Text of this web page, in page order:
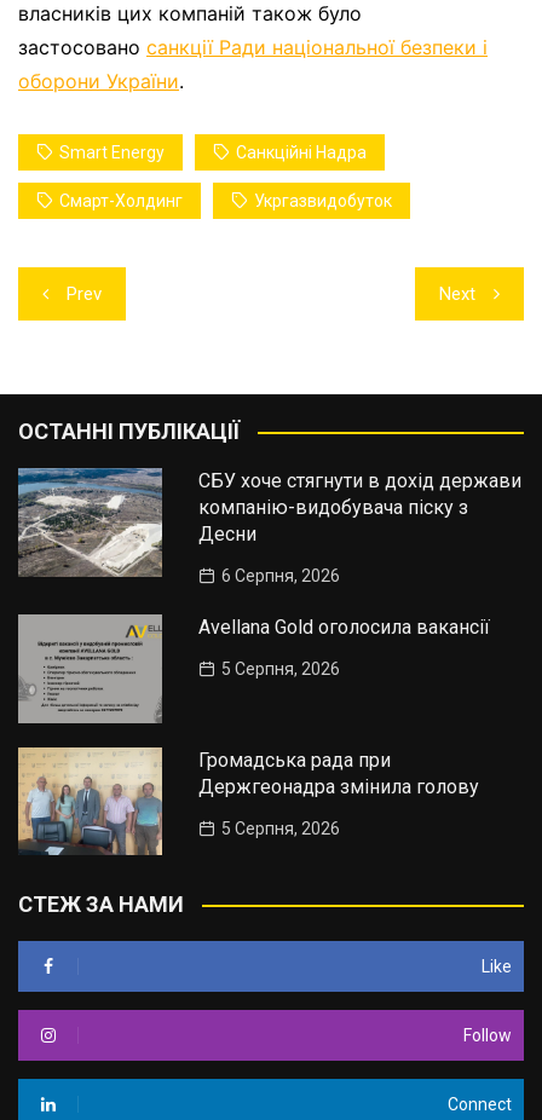
власників цих компаній також було
застосовано санкції Ради національної безпеки і
оборони України.
Smart Energy Санкційні Надра
Смарт-Холдинг Укргазвидобуток
Навігація
записів
Prev Next
ОСТАННІ ПУБЛІКАЦІЇ
СБУ хоче стягнути в дохід держави
компанію-видобувача піску з
Десни
6 Серпня, 2026
Avellana Gold оголосила вакансії
5 Серпня, 2026
Громадська рада при
Держгеонадра змінила голову
5 Серпня, 2026
СТЕЖ ЗА НАМИ
Like
Follow
Connect